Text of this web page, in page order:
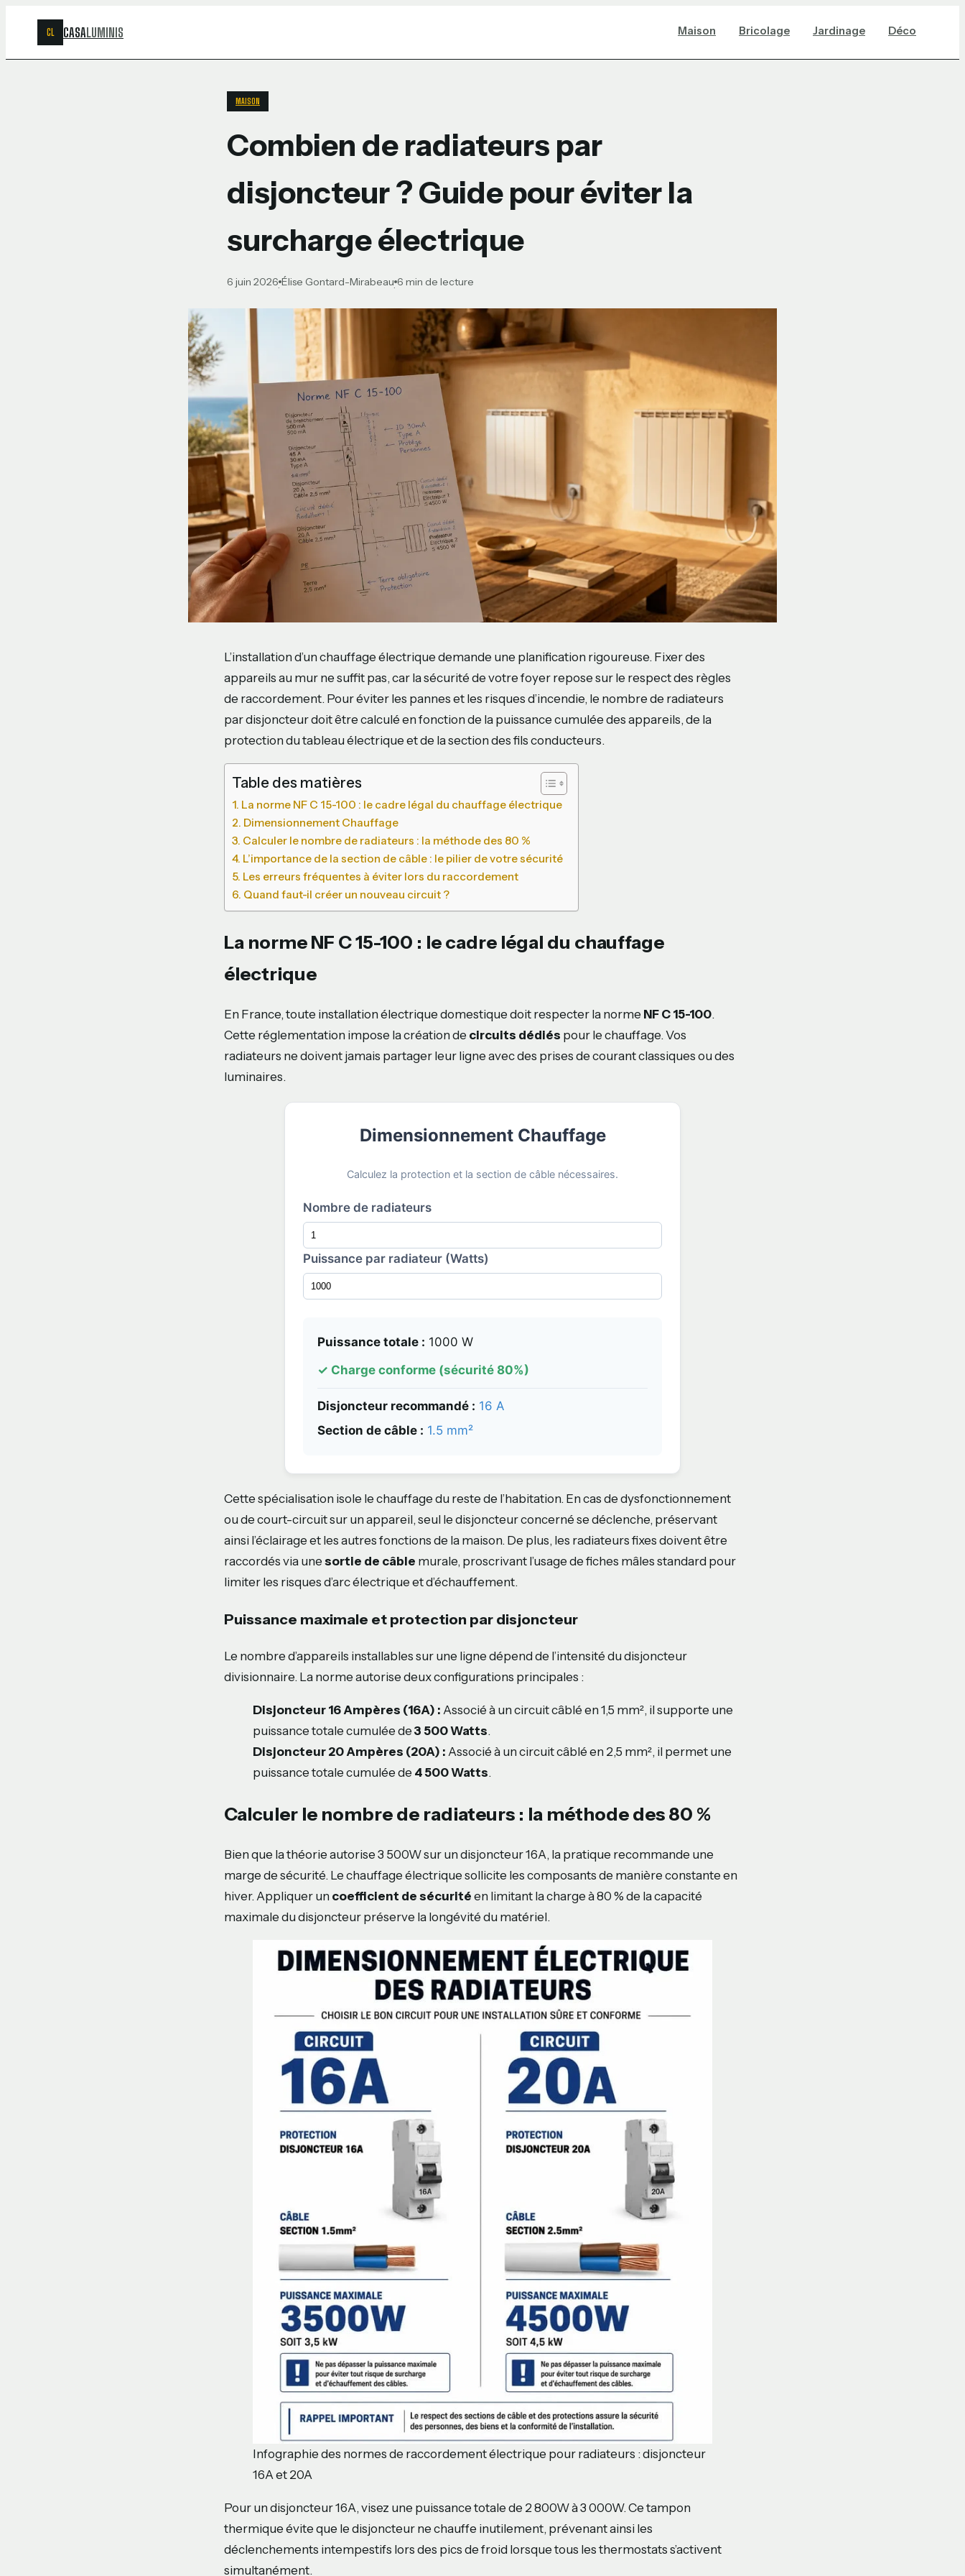
CL CASALUMINIS Maison Bricolage Jardinage Déco
MAISON
Combien de radiateurs par
disjoncteur ? Guide pour éviter la
surcharge électrique
6 juin 2026·Élise Gontard-Mirabeau·6 min de lecture
L’installation d’un chauffage électrique demande une planification rigoureuse. Fixer des
appareils au mur ne suffit pas, car la sécurité de votre foyer repose sur le respect des règles
de raccordement. Pour éviter les pannes et les risques d’incendie, le nombre de radiateurs
par disjoncteur doit être calculé en fonction de la puissance cumulée des appareils, de la
protection du tableau électrique et de la section des fils conducteurs.
Table des matières
La norme NF C 15-100 : le cadre légal du chauffage électrique
Dimensionnement Chauffage
Calculer le nombre de radiateurs : la méthode des 80 %
L’importance de la section de câble : le pilier de votre sécurité
Les erreurs fréquentes à éviter lors du raccordement
Quand faut-il créer un nouveau circuit ?
La norme NF C 15-100 : le cadre légal du chauffage
électrique
En France, toute installation électrique domestique doit respecter la norme NF C 15-100.
Cette réglementation impose la création de circuits dédiés pour le chauffage. Vos
radiateurs ne doivent jamais partager leur ligne avec des prises de courant classiques ou des
luminaires.
Dimensionnement Chauffage
Calculez la protection et la section de câble nécessaires.
Nombre de radiateurs
Puissance par radiateur (Watts)
Puissance totale : 1000 W
✓ Charge conforme (sécurité 80%)
Disjoncteur recommandé : 16 A
Section de câble : 1.5 mm²
Cette spécialisation isole le chauffage du reste de l’habitation. En cas de dysfonctionnement
ou de court-circuit sur un appareil, seul le disjoncteur concerné se déclenche, préservant
ainsi l’éclairage et les autres fonctions de la maison. De plus, les radiateurs fixes doivent être
raccordés via une sortie de câble murale, proscrivant l’usage de fiches mâles standard pour
limiter les risques d’arc électrique et d’échauffement.
Puissance maximale et protection par disjoncteur
Le nombre d’appareils installables sur une ligne dépend de l’intensité du disjoncteur
divisionnaire. La norme autorise deux configurations principales :
Disjoncteur 16 Ampères (16A) : Associé à un circuit câblé en 1,5 mm², il supporte une
puissance totale cumulée de 3 500 Watts.
Disjoncteur 20 Ampères (20A) : Associé à un circuit câblé en 2,5 mm², il permet une
puissance totale cumulée de 4 500 Watts.
Calculer le nombre de radiateurs : la méthode des 80 %
Bien que la théorie autorise 3 500W sur un disjoncteur 16A, la pratique recommande une
marge de sécurité. Le chauffage électrique sollicite les composants de manière constante en
hiver. Appliquer un coefficient de sécurité en limitant la charge à 80 % de la capacité
maximale du disjoncteur préserve la longévité du matériel.
Infographie des normes de raccordement électrique pour radiateurs : disjoncteur
16A et 20A
Pour un disjoncteur 16A, visez une puissance totale de 2 800W à 3 000W. Ce tampon
thermique évite que le disjoncteur ne chauffe inutilement, prévenant ainsi les
déclenchements intempestifs lors des pics de froid lorsque tous les thermostats s’activent
simultanément.